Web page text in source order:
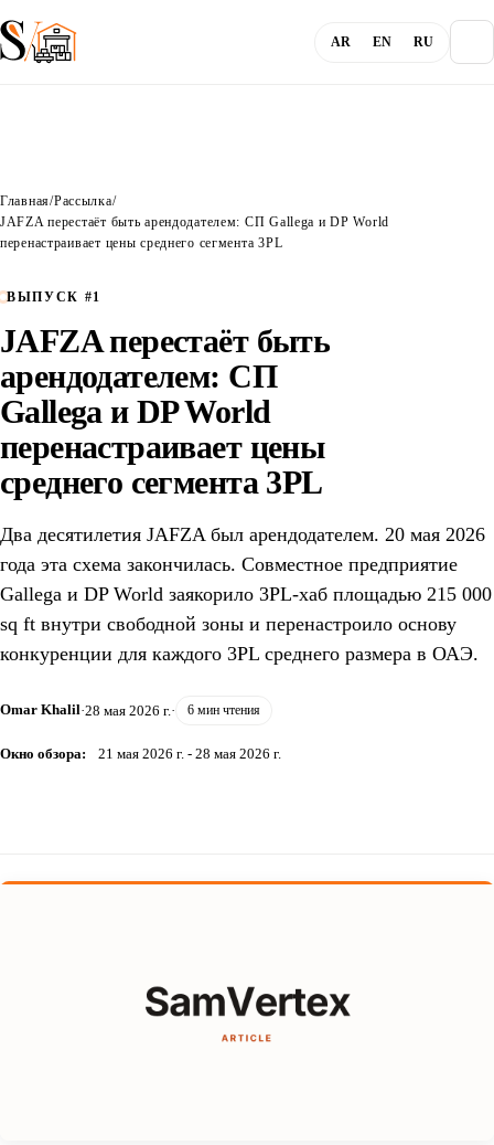
AR EN RU
Блог
Услуги
Каналы
Главная/Рассылка/
JAFZA перестаёт быть арендодателем: СП Gallega и DP World
перенастраивает цены среднего сегмента 3PL
ВЫПУСК #1
JAFZA перестаёт быть
арендодателем: СП
Gallega и DP World
перенастраивает цены
среднего сегмента 3PL
Два десятилетия JAFZA был арендодателем. 20 мая 2026
года эта схема закончилась. Совместное предприятие
Gallega и DP World заякорило 3PL-хаб площадью 215 000
sq ft внутри свободной зоны и перенастроило основу
конкуренции для каждого 3PL среднего размера в ОАЭ.
Omar Khalil·28 мая 2026 г. · 6 мин чтения
Окно обзора: 21 мая 2026 г. - 28 мая 2026 г.